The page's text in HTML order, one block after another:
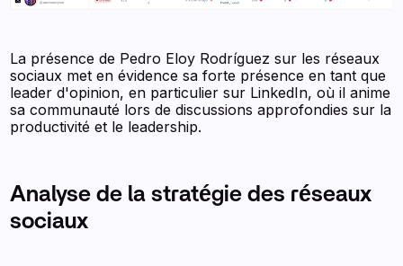
La présence de Pedro Eloy Rodríguez sur les réseaux
sociaux met en évidence sa forte présence en tant que
leader d'opinion, en particulier sur LinkedIn, où il anime
sa communauté lors de discussions approfondies sur la
productivité et le leadership.
Analyse de la stratégie des réseaux
sociaux